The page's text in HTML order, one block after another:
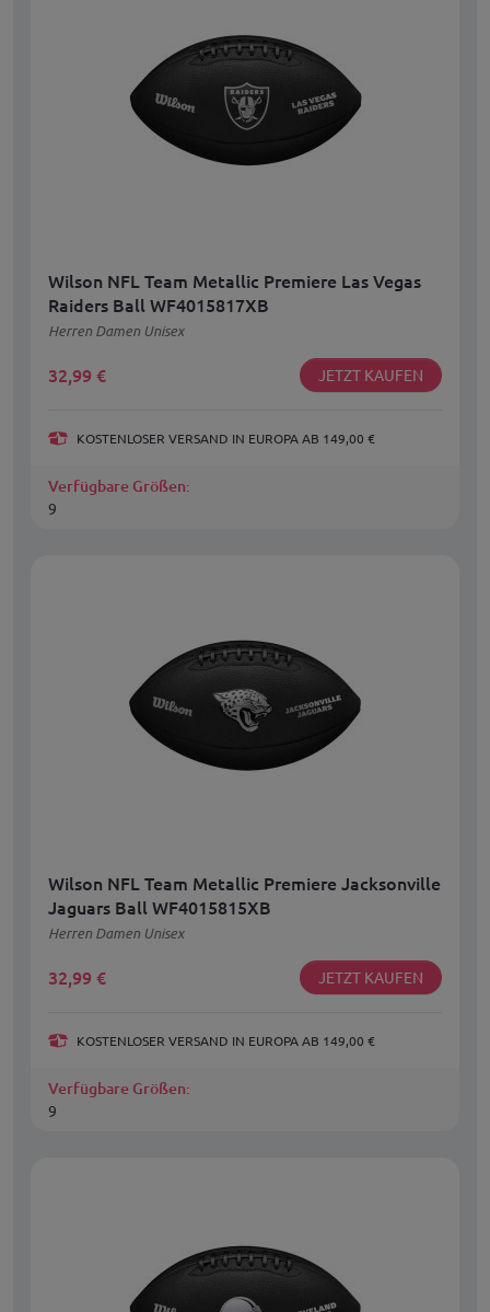
Wilson NFL Team Metallic Premiere Las Vegas
Raiders Ball WF4015817XB
Herren Damen Unisex
32,99 € JETZT KAUFEN
KOSTENLOSER VERSAND IN EUROPA AB 149,00 €
Verfügbare Größen:
9
Wilson NFL Team Metallic Premiere Jacksonville
Jaguars Ball WF4015815XB
Herren Damen Unisex
32,99 € JETZT KAUFEN
KOSTENLOSER VERSAND IN EUROPA AB 149,00 €
Verfügbare Größen:
9